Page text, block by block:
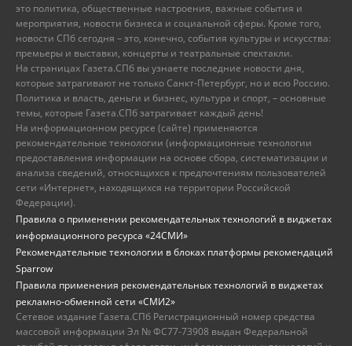
это политика, общественные настроения, важные события и
мероприятия, новости бизнеса и социальной сферы. Кроме того,
новости СПб сегодня – это, конечно, события культуры и искусства:
премьеры и выставки, концерты и театральные спектакли.
На страницах Газета.СПб вы узнаете последние новости дня,
которые затрагивают не только Санкт-Петербург, но и всю Россию.
Политика и власть, деньги и бизнес, культура и спорт, – основные
темы, которые Газета.СПб затрагивает каждый день!
На информационном ресурсе (сайте) применяются
рекомендательные технологии (информационные технологии
предоставления информации на основе сбора, систематизации и
анализа сведений, относящихся к предпочтениям пользователей
сети «Интернет», находящихся на территории Российской
Федерации).
Правила о применении рекомендательных технологий в виджетах
информационного ресурса «24СМИ»
Рекомендательные технологии в блоках платформы рекомендаций
Sparrow
Правила применения рекомендательных технологий в виджетах
рекламно-обменной сети «СМИ2»
Сетевое издание Газета.СПб Регистрационный номер средства
массовой информации Эл № ФС77-73908 выдан Федеральной